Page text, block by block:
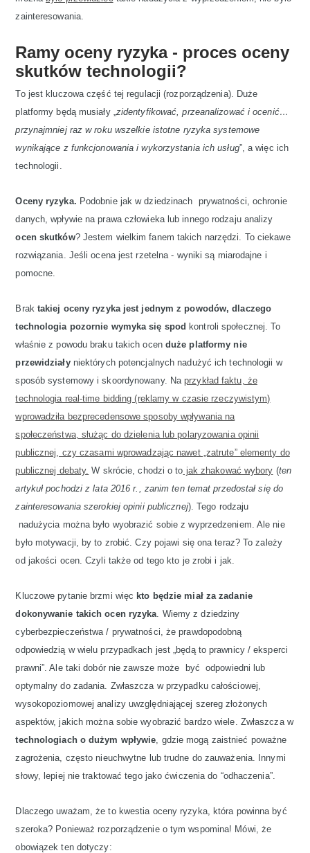
zainteresowania.
Ramy oceny ryzyka - proces oceny
skutków technologii?
To jest kluczowa część tej regulacji (rozporządzenia). Duże
platformy będą musiały „ zidentyfikować, przeanalizować i ocenić…
przynajmniej raz w roku wszelkie istotne ryzyka systemowe
wynikające z funkcjonowania i wykorzystania ich usług”, a więc ich
technologii.
Oceny ryzyka. Podobnie jak w dziedzinach prywatności, ochronie
danych, wpływie na prawa człowieka lub innego rodzaju analizy
ocen skutków? Jestem wielkim fanem takich narzędzi. To ciekawe
rozwiązania. Jeśli ocena jest rzetelna - wyniki są miarodajne i
pomocne.
Brak takiej oceny ryzyka jest jednym z powodów, dlaczego
technologia pozornie wymyka się spod kontroli społecznej. To
właśnie z powodu braku takich ocen duże platformy nie
przewidziałyniektórych potencjalnych nadużyć ich technologii w
sposób systemowy i skoordynowany. Naprzykład faktu, że
technologia real-time bidding (reklamy w czasie rzeczywistym)
wprowadziła bezprecedensowe sposoby wpływania na
społeczeństwa, służąc do dzielenia lub polaryzowania opinii
publicznej, czy czasami wprowadzając nawet „zatrute” elementy do
publicznej debaty. W skrócie, chodzi o to jak zhakować wybory (ten
artykuł pochodzi z lata 2016 r., zanim ten temat przedostał się do
zainteresowania szerokiej opinii publicznej). Tego rodzaju
nadużycia można było wyobrazić sobie z wyprzedzeniem. Ale nie
było motywacji, by to zrobić. Czy pojawi się ona teraz? To zależy
od jakości ocen. Czyli także od tego kto je zrobi i jak.
Kluczowe pytanie brzmi więc kto będzie miał za zadanie
dokonywanie takich ocen ryzyka . Wiemy z dziedziny
cyberbezpieczeństwa / prywatności, że prawdopodobną
odpowiedzią w wielu przypadkach jest „będą to prawnicy / eksperci
prawni”. Ale taki dobór nie zawsze może być odpowiedni lub
optymalny do zadania. Zwłaszcza w przypadku całościowej,
wysokopoziomowej analizy uwzględniającej szereg złożonych
aspektów, jakich można sobie wyobrazić bardzo wiele. Zwłaszcza w
technologiach o dużym wpływie , gdzie mogą zaistnieć poważne
zagrożenia, często nieuchwytne lub trudne do zauważenia. Innymi
słowy, lepiej nie traktować tego jako ćwiczenia do “odhaczenia”.
Dlaczego uważam, że to kwestia oceny ryzyka, która powinna być
szeroka? Ponieważ rozporządzenie o tym wspomina! Mówi, że
obowiązek ten dotyczy: